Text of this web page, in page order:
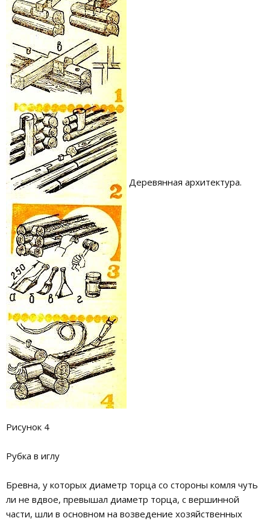
Деревянная архитектура.
Рисунок 4
Рубка в иглу
Бревна, у которых диаметр торца со стороны комля чуть
ли не вдвое, превышал диаметр торца, с вершинной
части, шли в основном на возведение хозяйственных